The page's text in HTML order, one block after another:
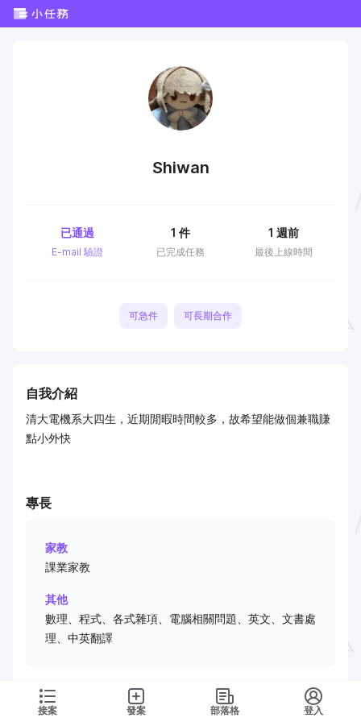
接案 發案 部落格 登入
Shiwan
E-mail 驗證
已通過
已完成任務
1 件
最後上線時間
1 週前
可急件 可長期合作
自我介紹
清大電機系大四生，近期閒暇時間較多，故希望能做個兼職賺
點小外快
專長
家教
課業家教
其他
數理、程式、各式雜項、電腦相關問題、英文、文書處
理、中英翻譯